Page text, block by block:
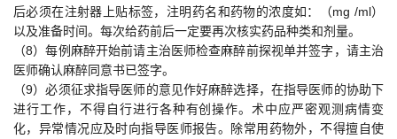
后必须在注射器上贴标签，注明药名和药物的浓度如：（mg /ml）
以及准备时间。每次给药前后一定要再次核实药品种类和剂量。
（8）每例麻醉开始前请主治医师检查麻醉前探视单并签字，请主治
医师确认麻醉同意书已签字。
（9）必须征求指导医师的意见作好麻醉选择，在指导医师的协助下
进行工作，不得自行进行各种有创操作。术中应严密观测病情变
化，异常情况应及时向指导医师报告。除常用药物外，不得擅自使